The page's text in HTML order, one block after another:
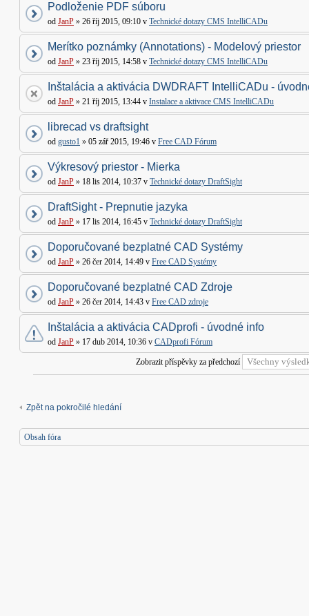
Podloženie PDF súboru
od JanP » 26 říj 2015, 09:10 v Technické dotazy CMS IntelliCADu
Merítko poznámky (Annotations) - Modelový priestor
od JanP » 23 říj 2015, 14:58 v Technické dotazy CMS IntelliCADu
Inštalácia a aktivácia DWDRAFT IntelliCADu -
od JanP » 21 říj 2015, 13:44 v Instalace a aktivace CMS IntelliCADu
librecad vs draftsight
od gusto1 » 05 zář 2015, 19:46 v Free CAD Fórum
Výkresový priestor - Mierka
od JanP » 18 lis 2014, 10:37 v Technické dotazy DraftSight
DraftSight - Prepnutie jazyka
od JanP » 17 lis 2014, 16:45 v Technické dotazy DraftSight
Doporučované bezplatné CAD Systémy
od JanP » 26 čer 2014, 14:49 v Free CAD Systémy
Doporučované bezplatné CAD Zdroje
od JanP » 26 čer 2014, 14:43 v Free CAD zdroje
Inštalácia a aktivácia CADprofi - úvodné info
od JanP » 17 dub 2014, 10:36 v CADprofi Fórum
Zobrazit příspěvky za předchozí
Zpět na pokročilé hledání
Obsah fóra